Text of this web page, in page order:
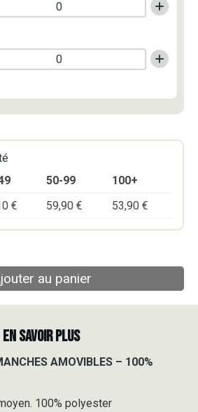
50-99
100+
€ 59,90 € 53,90 €
au panier
EN SAVOIR PLUS
AMOVIBLES – 100%
100% polyester